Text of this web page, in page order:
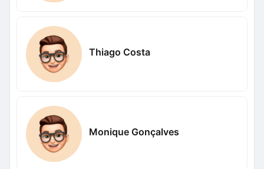
Thiago Costa
Monique Gonçalves